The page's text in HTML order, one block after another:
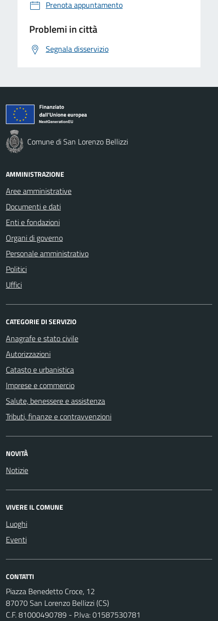
Prenota appuntamento
Problemi in città
Segnala disservizio
Comune di San Lorenzo Bellizzi
AMMINISTRAZIONE
Aree amministrative
Documenti e dati
Enti e fondazioni
Organi di governo
Personale amministrativo
Politici
Uffici
CATEGORIE DI SERVIZIO
Anagrafe e stato civile
Autorizzazioni
Catasto e urbanistica
Imprese e commercio
Salute, benessere e assistenza
Tributi, finanze e contravvenzioni
NOVITÀ
Notizie
VIVERE IL COMUNE
Luoghi
Eventi
CONTATTI
Piazza Benedetto Croce, 12
87070 San Lorenzo Bellizzi (CS)
C.F. 81000490789 - P.Iva: 01587530781